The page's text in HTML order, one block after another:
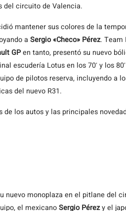
del circuito de Valencia.
mantener sus colores de la
a Sergio «Checo» Pérez. Team
GPen tanto, presentó su nuevo
escudería Lotus en los 70′ y los
de pilotos reserva, incluyendo a
del nuevo R31.
de los autos y las principales
nuevo monoplaza en el pitlane del
el mexicanoSergio Pérezy el